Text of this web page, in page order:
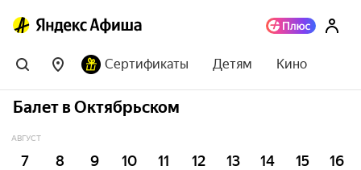
Сертификаты Детям Кино
Балет в Октябрьском
АВГУСТ
7 8 9 10 11 12 13 14 15 16